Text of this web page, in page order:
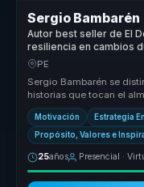
Sergio Bambarén
Autor best seller de El
resiliencia en cambios
organizaciones.
PE
Sergio Bambarén se
historias que tocan el
único combina la ...
Motivación Estrategia
Propósito, Valores e
25años Presencial ·